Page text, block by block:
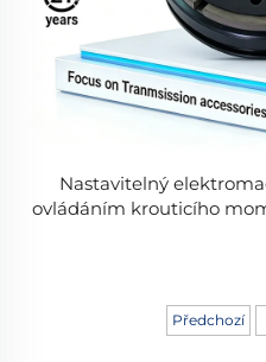
Nastavitelný
ovládáním krouticího
Předchozí